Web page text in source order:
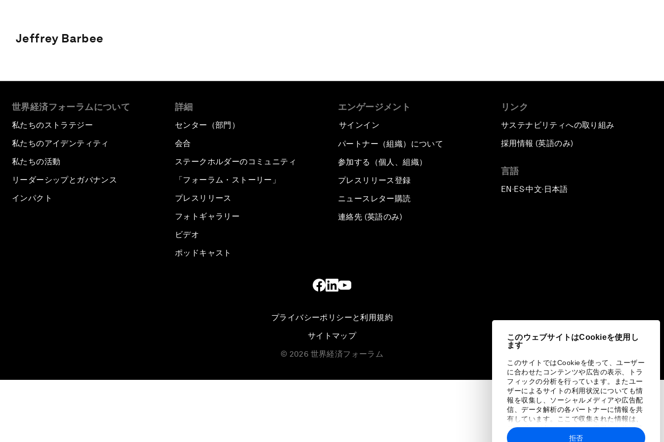
このウェブサイトはCookieを使用し
ます
このサイトではCookieを使って、ユーザー
に合わせたコンテンツや広告の表示、トラ
フィックの分析を行っています。またユー
ザーによるサイトの利用状況についても情
報を収集し、ソーシャルメディアや広告配
信、データ解析の各パートナーに情報を共
有しています。ここで収集された情報は、
ユーザーが各パートナーに提供した他の情
報や各パートナーのサービスを使用した際
拒否
Jeffrey Barbee
世界経済フォーラムについて
私たちのストラテジー
私たちのアイデンティティ
私たちの活動
リーダーシップとガバナンス
インパクト
詳細
センター（部門）
会合
ステークホルダーのコミュニティ
「フォーラム・ストーリー」
プレスリリース
フォトギャラリー
ビデオ
ポッドキャスト
エンゲージメント
サインイン
パートナー（組織）について
参加する（個人、組織）
プレスリリース登録
ニュースレター購読
連絡先 (英語のみ)
リンク
サステナビリティへの取り組み
採用情報 (英語のみ)
言語
EN ▪ES▪中文▪ 日本語
プライバシーポリシーと利用規約
サイトマップ
© 2026 世界経済フォーラム